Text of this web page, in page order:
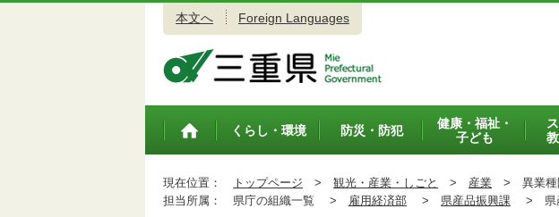
本文へ Foreign Languages
トップペ
くらし・環境 防災・防犯
健康・福祉・
子ども
現在位置： トップページ > 観光・産業・しごと > 産業 > 異業種
担当所属：
県庁の組織一覧 > 雇用経済部 > 県産品振興課 > 県